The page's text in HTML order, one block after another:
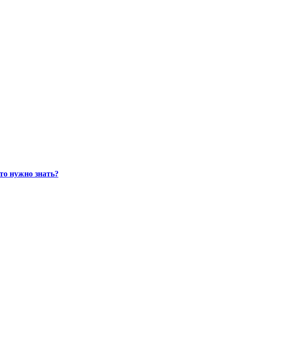
нужно знать?